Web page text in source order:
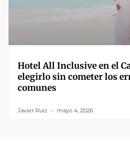
Hotel All Inclusive en el
elegirlo sin cometer los
comunes
Javier Ruiz mayo 4, 2026